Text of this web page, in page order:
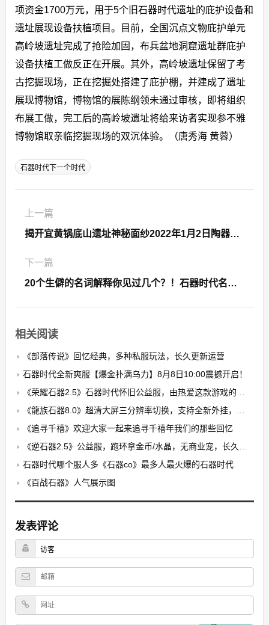
项资金1700万元，用于5个旧石器时代遗址的庇护设备和
遗址展现设备扶植项目。目前，全国沉点文物庇护单元
高岭坡遗址完成了抢险加固，布兵盆地洞窟遗址群庇护
设备扶植工做反正在开展。其外，高岭坡遗址保留了考
古挖掘现场，正在挖掘处搭建了庇护棚，并建成了遗址
展现博物馆，博物馆的展陈纲领未通过审核，即将组织
布展工做，完工后的高岭坡遗址将给来访者实现参不雅
博物馆取亲临挖掘现场的双沉体验。（唐秀海 黄蓉）
石器时代下一个时代
上一篇
揭开宜黄锅底山遗址神秘面纱2022年1月2日陶器时代
下一篇
20个生僻的名词解释你见过几个？！石器时代名词解释
相关阅读
《部落传说》回忆经典，多种私服玩法，长久更新运营
石器时代全新爽服【爆金扑满乌力】8月8日10:00震撼开启！​
《荣耀石器2.5》石器时代怀旧公益服，由热爱这款游戏的玩家自发搭建的公益养老PK服
《龍族石器8.0》超清大屏三分辨率切换，支持全新外挂，无卡顿，无花屏，限7开
《追寻千禧》欢迎大家一起来追寻千禧年我们的那些回忆
《逆石器2.5》公益服，跑环拿金币/水晶，无商业宠，长久稳定
石器时代哪个服人多《石器co》最多人最火爆的石器时代
《百战石器》人气展示图
发表评论